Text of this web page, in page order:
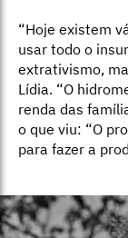
“Hoje existem
usar todo o
extrativismo,
Lídia. “O
renda das
o que viu: “O
para fazer a